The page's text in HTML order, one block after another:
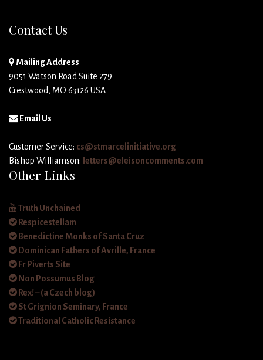
Contact Us
Mailing Address
9051 Watson Road Suite 279
Crestwood, MO 63126 USA
Email Us
Customer Service: cs@stmarcelinitiative.org
Bishop Williamson: letters@eleisoncomments.com
Other Links
Truth Unchained
Respicestellam
Benedictine Monks of Santa Cruz
Dominican Fathers of Avrille, France
Fr Piverts Site
Non Possumus Blog
Rex! – (a Czech blog)
St Grignion Seminary, France
Traditional Catholic Resistance